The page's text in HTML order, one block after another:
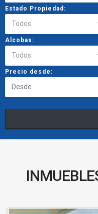
Estado Propiedad:
Todos
Alcobas:
Todos
Precio desde: